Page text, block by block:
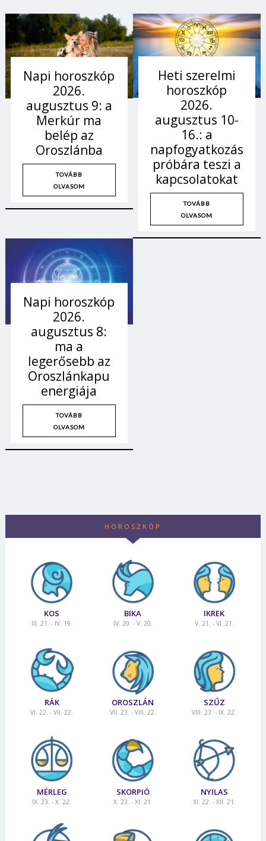
Napi horoszkóp
2026.
augusztus 9: a
Merkúr ma
belép az
Oroszlánba
TOVÁBB
OLVASOM
Heti szerelmi
horoszkóp
2026.
augusztus 10-
16.: a
napfogyatkozás
próbára teszi a
kapcsolatokat
TOVÁBB
OLVASOM
Napi horoszkóp
2026.
augusztus 8:
ma a
legerősebb az
Oroszlánkapu
energiája
TOVÁBB
OLVASOM
HOROSZKÓP
KOS
III. 21. - IV. 19.
BIKA
IV. 20. - V. 20.
IKREK
V. 21. - VI. 21.
RÁK
VI. 22. - VII. 22.
OROSZLÁN
VII. 23. - VIII. 22.
SZŰZ
VIII. 23. - IX. 22.
MÉRLEG
IX. 23. - X. 22.
SKORPIÓ
X. 23. - XI. 21.
NYILAS
XI. 22. - XII. 21.